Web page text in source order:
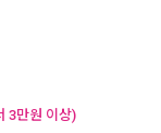
3만원 이상)